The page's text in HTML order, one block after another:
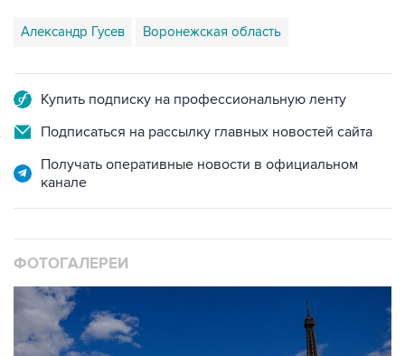
Александр Гусев Воронежская область
Купить подписку на профессиональную ленту
Подписаться на рассылку главных новостей сайта
Получать оперативные новости в официальном
канале
ФОТОГАЛЕРЕИ